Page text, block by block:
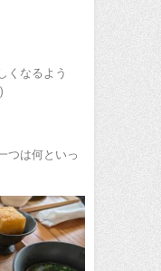
くなるよう
つは何といっ